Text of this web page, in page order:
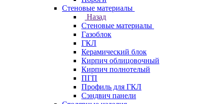
Стеновые материалы
Назад
Стеновые материалы
Газоблок
ГКЛ
Керамический блок
Кирпич облицовочный
Кирпич полнотелый
ПГП
Профиль для ГКЛ
Сэндвич панели